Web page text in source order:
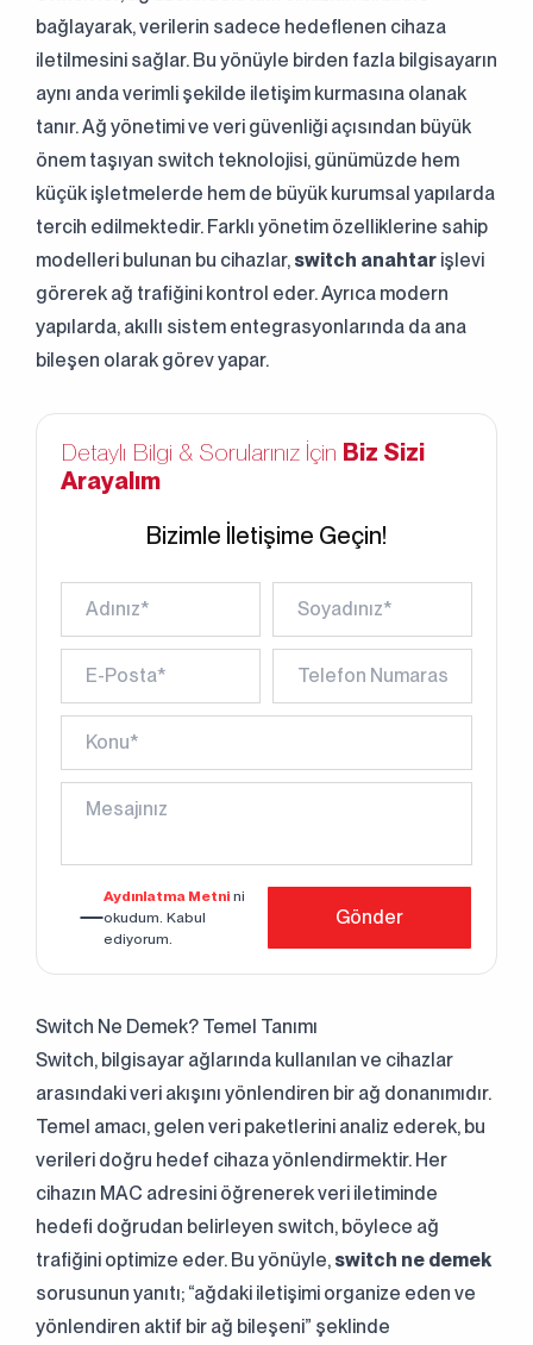
bağlayarak, verilerin sadece hedeflenen cihaza
iletilmesini sağlar. Bu yönüyle birden fazla bilgisayarın
aynı anda verimli şekilde iletişim kurmasına olanak
tanır. Ağ yönetimi ve veri güvenliği açısından büyük
önem taşıyan switch teknolojisi, günümüzde hem
küçük işletmelerde hem de büyük kurumsal yapılarda
tercih edilmektedir. Farklı yönetim özelliklerine sahip
modelleri bulunan bu cihazlar, switch anahtar işlevi
görerek ağ trafiğini kontrol eder. Ayrıca modern
yapılarda, akıllı sistem entegrasyonlarında da ana
bileşen olarak görev yapar.
Detaylı Bilgi & Sorularınız İçin Biz Sizi
Arayalım
Bizimle İletişime Geçin!
Aydınlatma Metni ni
okudum. Kabul
ediyorum.
Gönder
Switch Ne Demek? Temel Tanımı
Switch, bilgisayar ağlarında kullanılan ve cihazlar
arasındaki veri akışını yönlendiren bir ağ donanımıdır.
Temel amacı, gelen veri paketlerini analiz ederek, bu
verileri doğru hedef cihaza yönlendirmektir. Her
cihazın MAC adresini öğrenerek veri iletiminde
hedefi doğrudan belirleyen switch, böylece ağ
trafiğini optimize eder. Bu yönüyle, switch ne demek
sorusunun yanıtı; “ağdaki iletişimi organize eden ve
yönlendiren aktif bir ağ bileşeni” şeklinde